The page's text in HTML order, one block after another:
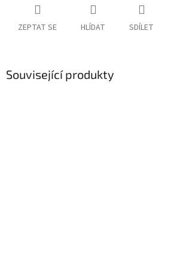
ZEPTAT SE HLÍDAT SDÍLET
Související produkty